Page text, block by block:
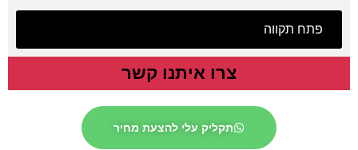
פתח תקווה
צרו איתנו קשר
תקליק עלי להצעת מחיר